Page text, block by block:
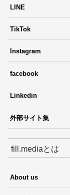
LINE
TikTok
Instagram
facebook
Linkedin
外部サイト集
fill.mediaとは
About us